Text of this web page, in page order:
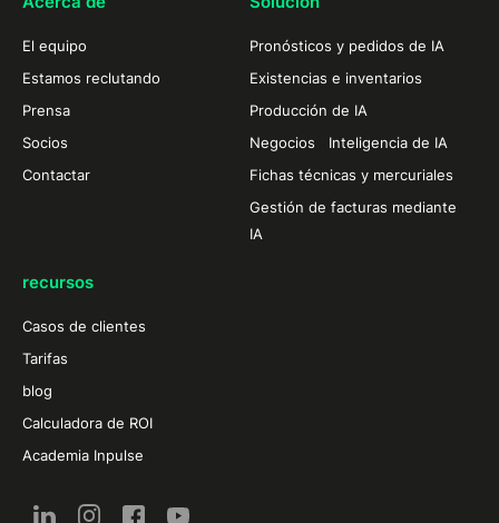
El equipo
Estamos reclutando
Prensa
Socios
Contactar
Pronósticos y pedidos de IA
Existencias e inventarios
Producción de IA
Negocios Inteligencia de IA
Fichas técnicas y mercuriales
Gestión de facturas mediante
IA
recursos
Casos de clientes
Tarifas
blog
Calculadora de ROI
Academia Inpulse